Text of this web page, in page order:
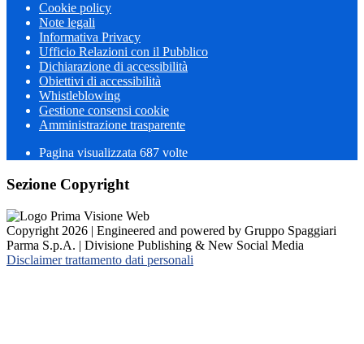
Cookie policy
Note legali
Informativa Privacy
Ufficio Relazioni con il Pubblico
Dichiarazione di accessibilità
Obiettivi di accessibilità
Whistleblowing
Gestione consensi cookie
Amministrazione trasparente
Pagina visualizzata 687 volte
Sezione Copyright
Copyright 2026 | Engineered and powered by Gruppo Spaggiari
Parma S.p.A. | Divisione Publishing & New Social Media
Disclaimer trattamento dati personali